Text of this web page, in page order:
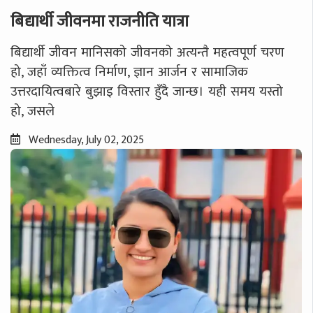
बिद्यार्थी जीवनमा राजनीति यात्रा
बिद्यार्थी जीवन मानिसको जीवनको अत्यन्तै महत्वपूर्ण चरण
हो, जहाँ व्यक्तित्व निर्माण, ज्ञान आर्जन र सामाजिक
उत्तरदायित्वबारे बुझाइ विस्तार हुँदै जान्छ। यही समय यस्तो
हो, जसले
Wednesday, July 02, 2025